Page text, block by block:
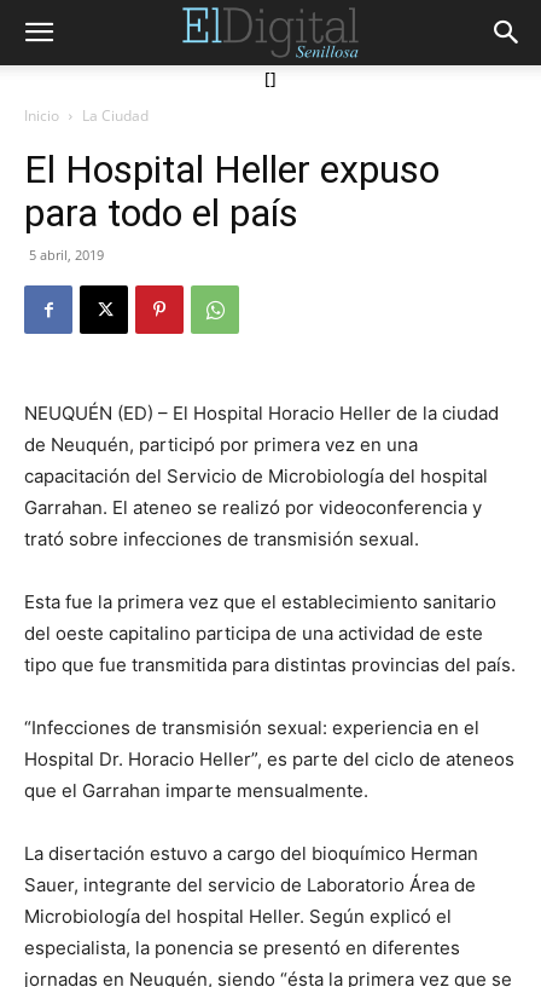
[]
Inicio La Ciudad
El Hospital Heller expuso
para todo el país
5 abril, 2019
NEUQUÉN (ED) – El Hospital Horacio Heller de la ciudad
de Neuquén, participó por primera vez en una
capacitación del Servicio de Microbiología del hospital
Garrahan. El ateneo se realizó por videoconferencia y
trató sobre infecciones de transmisión sexual.
Esta fue la primera vez que el establecimiento sanitario
del oeste capitalino participa de una actividad de este
tipo que fue transmitida para distintas provincias del país.
“Infecciones de transmisión sexual: experiencia en el
Hospital Dr. Horacio Heller”, es parte del ciclo de ateneos
que el Garrahan imparte mensualmente.
La disertación estuvo a cargo del bioquímico Herman
Sauer, integrante del servicio de Laboratorio Área de
Microbiología del hospital Heller. Según explicó el
especialista, la ponencia se presentó en diferentes
jornadas en Neuquén, siendo “ésta la primera vez que se